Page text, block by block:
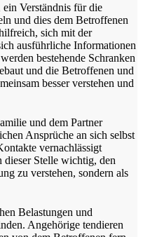
Verständnis für die
und dies dem Betroffenen
sich mit der
ausführliche Informationen
bestehende Schranken
und die Betroffenen und
besser verstehen und
und dem Partner
Ansprüche an sich selbst
vernachlässigt
Stelle wichtig, den
zu verstehen, sondern als
Belastungen und
Angehörige tendieren